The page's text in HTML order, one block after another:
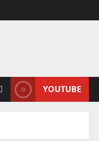
YOUTUBE